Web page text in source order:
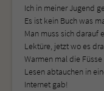
Ich in meiner Jugend
Es ist kein Buch was
Man muss sich darauf
Lektüre, jetzt wo es
Warmen mal die
Lesen abtauchen in
Internet gab!